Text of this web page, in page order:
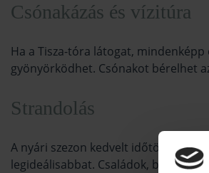
Csónakázás és vízitúra
Ha a Tisza-tóra látogat,
gyönyörködhet. Csónakot bérelhet
Strandolás
A nyári szezon kedvelt időtöltése a
legideálisabbat. Családok, baráti